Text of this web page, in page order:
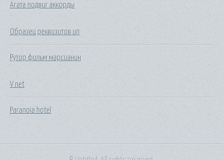
Агата подвиг аккорды
Образец реквизитов ип
Рутор фильм марсианин
V net
Paranoia hotel